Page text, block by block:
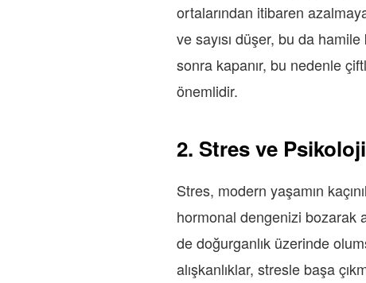
ortalarından itibaren
ve sayısı düşer, bu da hamile
sonra kapanır, bu nedenle
önemlidir.
2. Stres ve
Stres, modern yaşamın
hormonal dengenizi bozarak
de doğurganlık üzerinde
alışkanlıklar, stresle başa